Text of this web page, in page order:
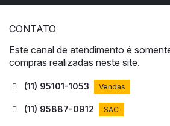
CONTATO
Este canal de atendimento é
compras realizadas neste site.
(11) 95101-1053 Vendas
(11) 95887-0912 SAC